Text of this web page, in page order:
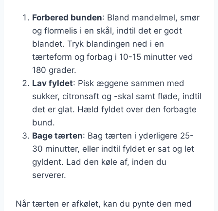
Forbered bunden: Bland mandelmel, smør
og flormelis i en skål, indtil det er godt
blandet. Tryk blandingen ned i en
tærteform og forbag i 10-15 minutter ved
180 grader.
Lav fyldet: Pisk æggene sammen med
sukker, citronsaft og -skal samt fløde, indtil
det er glat. Hæld fyldet over den forbagte
bund.
Bage tærten: Bag tærten i yderligere 25-
30 minutter, eller indtil fyldet er sat og let
gyldent. Lad den køle af, inden du
serverer.
Når tærten er afkølet, kan du pynte den med